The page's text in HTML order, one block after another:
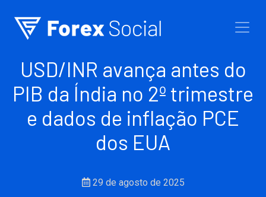
USD/INR avança antes do
PIB da Índia no 2º trimestre
e dados de inflação PCE
dos EUA
29 de agosto de 2025